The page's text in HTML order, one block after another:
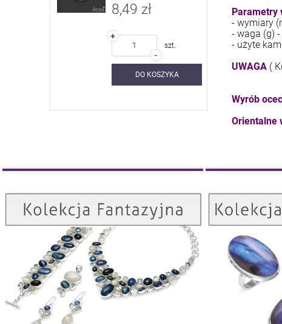
8,49 zł
-
+
szt.
DO KOSZYKA
+
Parametry
- wymiary
- waga (g) -
- użyte
UWAGA (
Wyrób
Orientalne
Kolekcja Fantazyjna
ZOBACZ